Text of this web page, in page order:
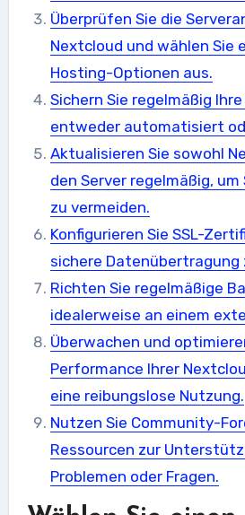
Überprüfen Sie die
Nextcloud und wählen Sie
Hosting-Optionen aus.
Sichern Sie regelmäßig
entweder automatisiert
Aktualisieren Sie sowohl
den Server regelmäßig,
zu vermeiden.
Konfigurieren Sie SSL-
sichere Datenübertragung
Richten Sie regelmäßige
idealerweise an einem
Überwachen und
Performance Ihrer
eine reibungslose Nutzung.
Nutzen Sie Community-
Ressourcen zur
Problemen oder Fragen.